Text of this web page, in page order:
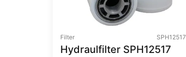
Filter SPH12517
Hydraulfilter SPH12517